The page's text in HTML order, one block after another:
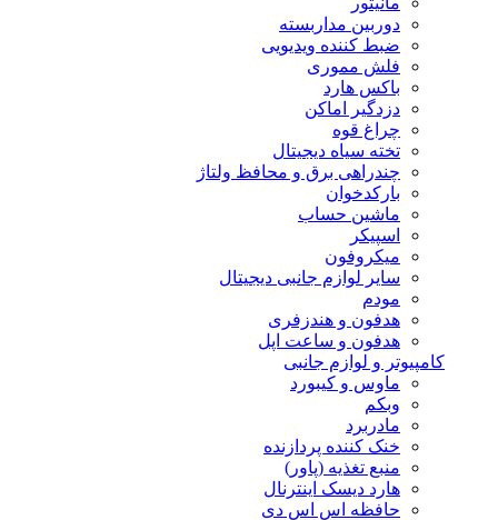
دوربین مداربسته
ضبط کننده ویدیویی
فلش مموری
باکس هارد
دزدگیر اماکن
چراغ قوه
تخته سیاه دیجیتال
چندراهی برق و محافظ ولتاژ
بارکدخوان
ماشین حساب
اسپیکر
میکروفون
سایر لوازم جانبی دیجیتال
مودم
هدفون و هندزفری
هدفون و ساعت اپل
کامپیوتر و لوازم جانبی
ماوس و کیبورد
وبکم
مادربرد
خنک کننده پردازنده
منبع تغذیه (پاور)
هارد دیسک اینترنال
حافظه اس اس دی